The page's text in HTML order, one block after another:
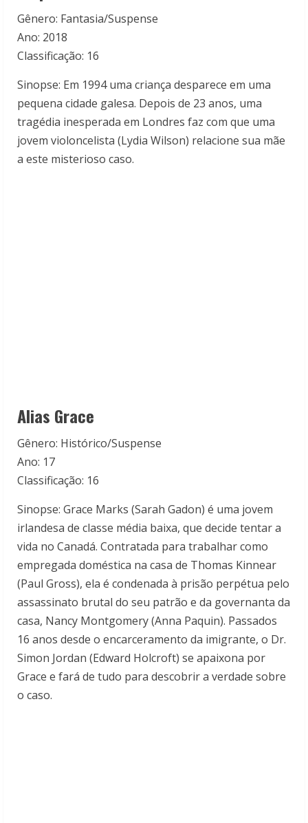
Gênero: Fantasia/Suspense
Ano: 2018
Classificação: 16
Sinopse: Em 1994 uma criança desparece em uma
pequena cidade galesa. Depois de 23 anos, uma
tragédia inesperada em Londres faz com que uma
jovem violoncelista (Lydia Wilson) relacione sua mãe
a este misterioso caso.
Alias Grace
Gênero: Histórico/Suspense
Ano: 17
Classificação: 16
Sinopse: Grace Marks (Sarah Gadon) é uma jovem
irlandesa de classe média baixa, que decide tentar a
vida no Canadá. Contratada para trabalhar como
empregada doméstica na casa de Thomas Kinnear
(Paul Gross), ela é condenada à prisão perpétua pelo
assassinato brutal do seu patrão e da governanta da
casa, Nancy Montgomery (Anna Paquin). Passados
16 anos desde o encarceramento da imigrante, o Dr.
Simon Jordan (Edward Holcroft) se apaixona por
Grace e fará de tudo para descobrir a verdade sobre
o caso.